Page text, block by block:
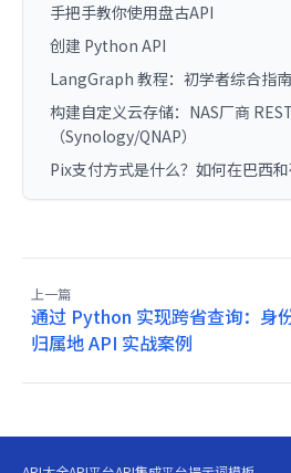
手把手教你使用盘古API
创建 Python API
LangGraph 教程：初学者综合指南
构建自定义云存储：NAS厂商
（Synology/QNAP）
Pix支付方式是什么？如何在巴西和
上一篇
通过 Python 实现跨省查询：身
归属地 API 实战案例